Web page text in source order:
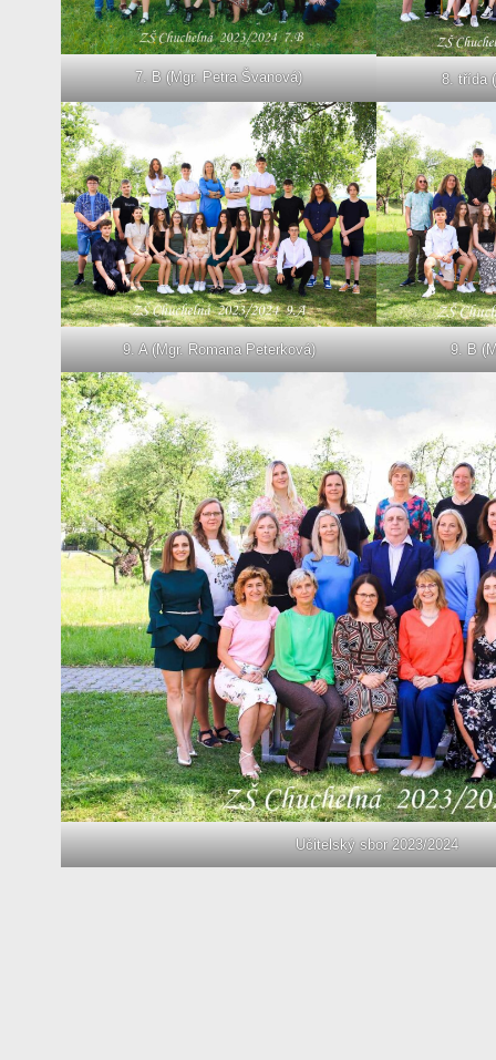
7. B (Mgr. Petra Švanová) 8. třída
9. A (Mgr. Romana Peterková) 9. B
Učitelský sbor 2023/2024